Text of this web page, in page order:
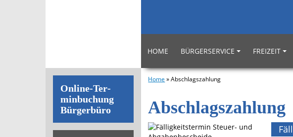
HOME BÜRGERSERVICE FREIZEIT
On­line-Ter­
min­bu­chung
Bür­ger­bü­ro
Home »Abschlagszahlung
Abschlagszahlung